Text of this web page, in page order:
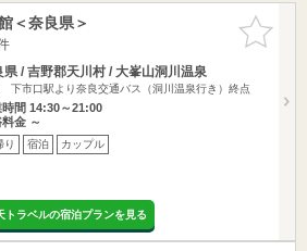
お気に入
りに追加
＜奈良県＞
県 / 吉野郡天川村 / 大峯山洞川温泉
下市口駅より奈良交通バス（洞川温泉行き）終点
時間 14:30～21:00
料金 ～
り 宿泊 カップル
トラベルの宿泊プランを見る